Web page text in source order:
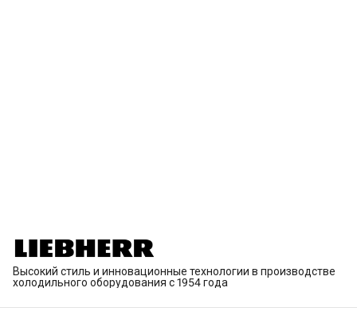
Высокий стиль и инновационные технологии в производстве
холодильного оборудования с 1954 года